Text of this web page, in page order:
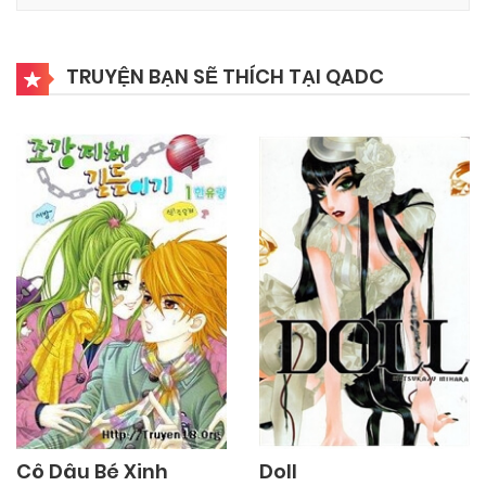
Chapter 14 03/11/2024
Chapter 13 03/11/2024
Chapter 12 03/11/2024
Chapter 11 03/11/2024
TRUYỆN BẠN SẼ THÍCH TẠI QADC
Cô Dâu Bé Xinh Doll